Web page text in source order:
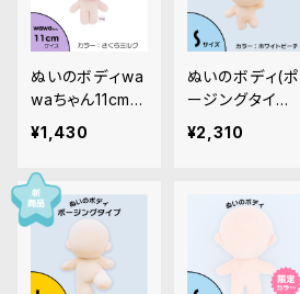
ぬいのボディwa
waちゃん11cm
（縫製済みぬい
ぐるみ素体）｜
清原株式会社
¥1,430
ぬいのボディ(ポ
ージングタイプ)
Sサイズ 身長約1
1cm（縫製済み
¥2,310